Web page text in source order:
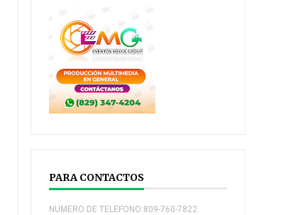
PARA CONTACTOS
NUMERO DE TELEFONO:809-760-7822